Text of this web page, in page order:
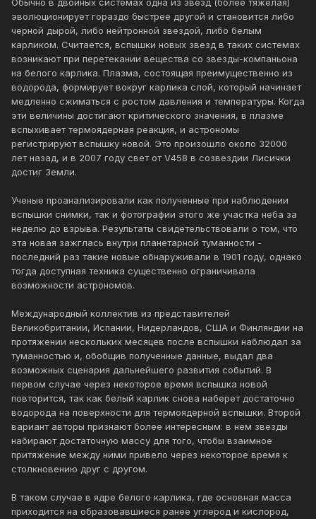
Обычно в двойных системах одна из звезд (более тяжелая)
эволюционирует гораздо быстрее другой и становится либо
черной дырой, либо нейтронной звездой, либо белым
карликом. Считается, вспышки новых звезд в таких системах
возникают при перетекании вещества со звезды-компаньона
на белого карлика. Плазма, состоящая преимущественно из
водорода, формирует вокруг карлика слой, который начинает
медленно сжиматься с ростом давления и температуры. Когда
эти величины достигают критического значения, в плазме
вспыхивает термоядерная реакция, и астрономы
регистрируют вспышку новой. Это произошло около 32000
лет назад, и в 2007 году свет от V458 в созвездии Лисички
достиг Земли.
Ученые проанализировали как полученные при наблюдении
вспышки снимки, так и фотографии этого же участка неба за
неделю до взрыва. Результаты свидетельствовали о том, что
эта новая зажглась внутри планетарной туманности -
последний раз такие новые обнаруживали в 1901 году, однако
тогда доступная техника существенно ограничивала
возможности астрономов.
Международный коллектив из представителей
Великобритании, Испании, Нидерландов, США и Финляндии на
протяжении нескольких месяцев после вспышки наблюдал за
туманностью и, обобщив полученные данные, выдал два
возможных сценария дальнейшего развития событий. В
первом случае через некоторое время вспышка новой
повторится, так как белый карлик снова наберет достаточно
водорода на поверхности для термоядерной вспышки. Второй
вариант авторы признают более интересным: в нем звезды
набирают достаточную массу для того, чтобы взаимное
притяжение между ними привело через некоторое время к
столкновению друг с другом.
В таком случае в ядре белого карлика, где основная масса
приходится на образовавшиеся ранее углерод и кислород,